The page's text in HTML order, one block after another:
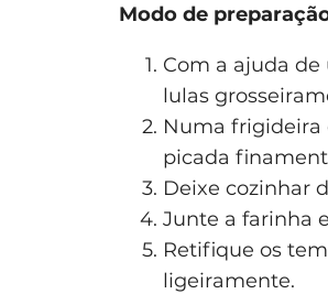
Modo de
Com a ajuda
lulas
Numa frigideira
picada
Deixe cozinhar
Junte a farinha
Retifique os
ligeiramente.